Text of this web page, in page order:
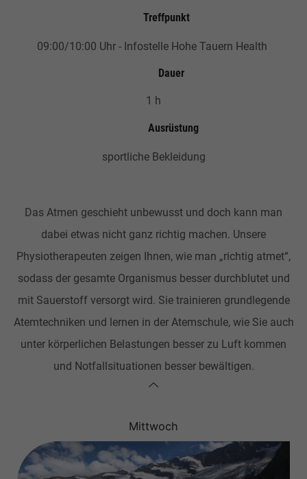
Treffpunkt
09:00/10:00 Uhr - Infostelle Hohe Tauern Health
Dauer
1 h
Ausrüstung
sportliche Bekleidung
Das Atmen geschieht unbewusst und doch kann man
dabei etwas nicht ganz richtig machen. Unsere
Physiotherapeuten zeigen Ihnen, wie man „richtig atmet“,
sodass der gesamte Organismus besser durchblutet und
mit Sauerstoff versorgt wird. Sie trainieren grundlegende
Atemtechniken und lernen in der Atemschule, wie Sie auch
unter körperlichen Belastungen besser zu Luft kommen
und Notfallsituationen besser bewältigen.
Mittwoch